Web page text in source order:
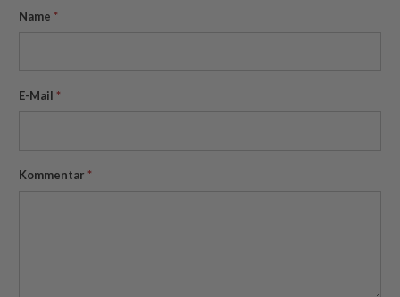
Name *
E-Mail *
Kommentar *